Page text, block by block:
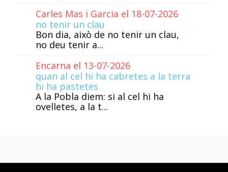
Carles Mas i Garcia el 18-07-2026
no tenir un clau
Bon dia, això de no tenir un clau,
no deu tenir a...
Encarna el 13-07-2026
quan al cel hi ha cabretes a la terra
hi ha pastetes
A la Pobla diem: si al cel hi ha
ovelletes, a la t...